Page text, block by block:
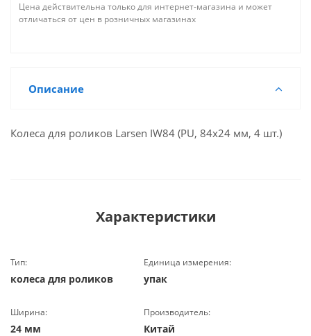
Цена действительна только для интернет-магазина и может
отличаться от цен в розничных магазинах
Описание
Колеса для роликов Larsen IW84 (PU, 84х24 мм, 4 шт.)
Характеристики
Тип:
колеса для роликов
Единица измерения:
упак
Ширина:
24 мм
Производитель:
Китай